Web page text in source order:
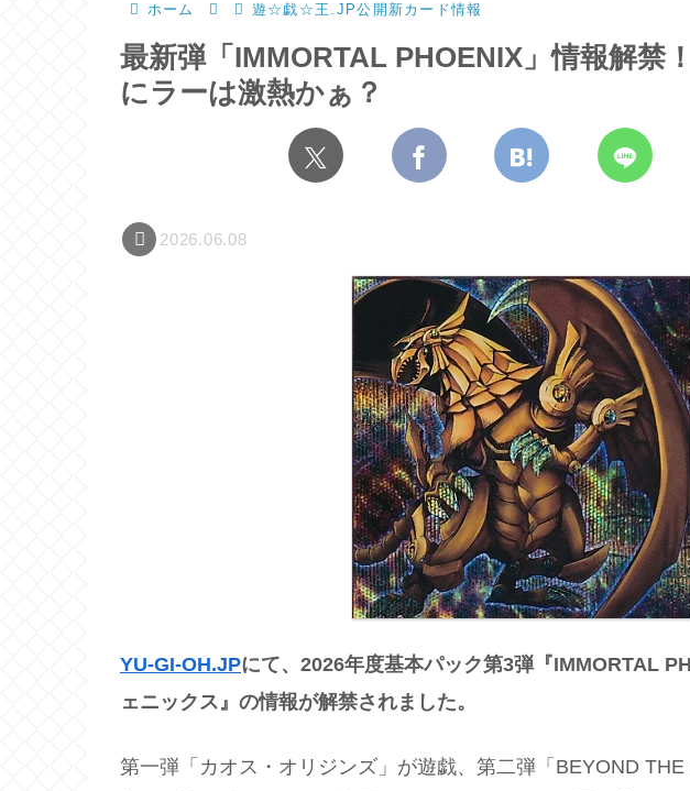
ホーム 遊☆戯☆王.JP公開新カード情報
最新弾「IMMORTAL PHOENIX」情報解禁
にラーは激熱かぁ？
2026.06.08
YU-GI-OH.JPにて、2026年度基本パック第3弾『IMMORTAL
ェニックス』の情報が解禁されました。
第一弾「カオス・オリジンズ」が遊戯、第二弾「BEYOND THE